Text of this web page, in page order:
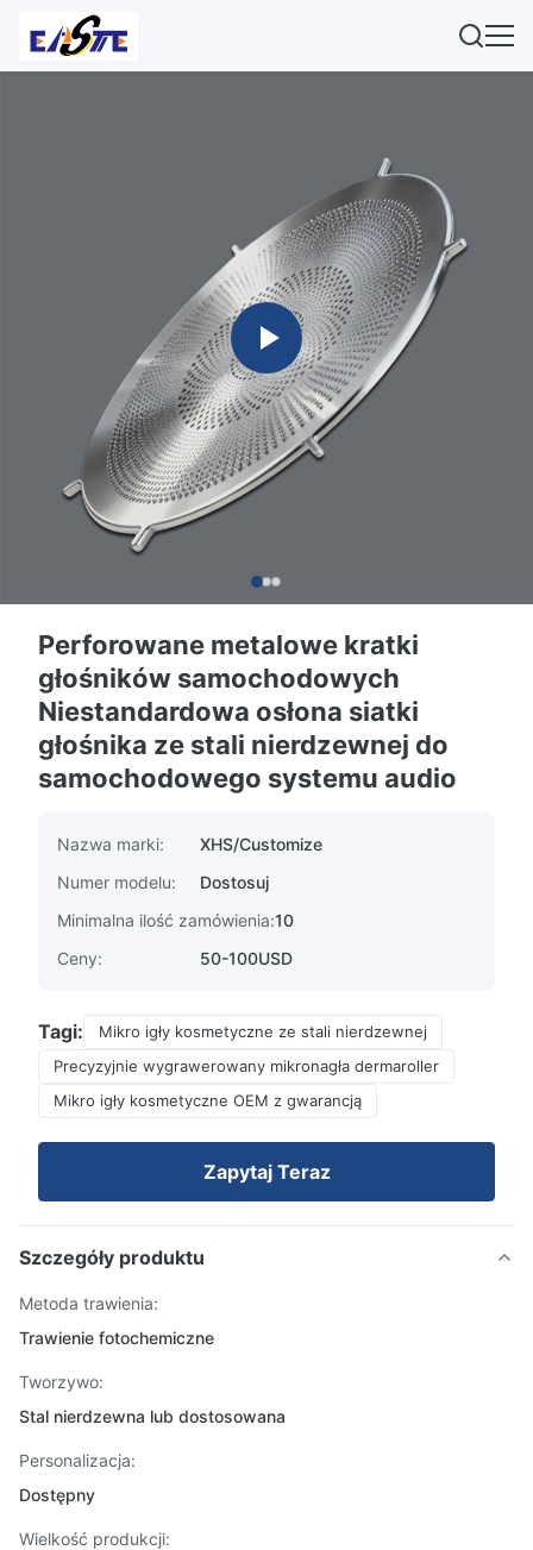
Perforowane metalowe kratki
głośników samochodowych
Niestandardowa osłona siatki
głośnika ze stali nierdzewnej do
samochodowego systemu audio
Nazwa marki:
XHS/Customize
Numer modelu:
Dostosuj
Minimalna ilość zamówienia:10
Ceny:
50-100USD
Tagi:
Mikro igły kosmetyczne ze stali nierdzewnej
Precyzyjnie wygrawerowany mikronagła dermaroller
Mikro igły kosmetyczne OEM z gwarancją
Zapytaj Teraz
Szczegóły produktu
Metoda trawienia:
Trawienie fotochemiczne
Tworzywo:
Stal nierdzewna lub dostosowana
Personalizacja:
Dostępny
Wielkość produkcji: